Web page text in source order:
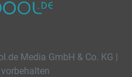
Media GmbH & Co. KG |